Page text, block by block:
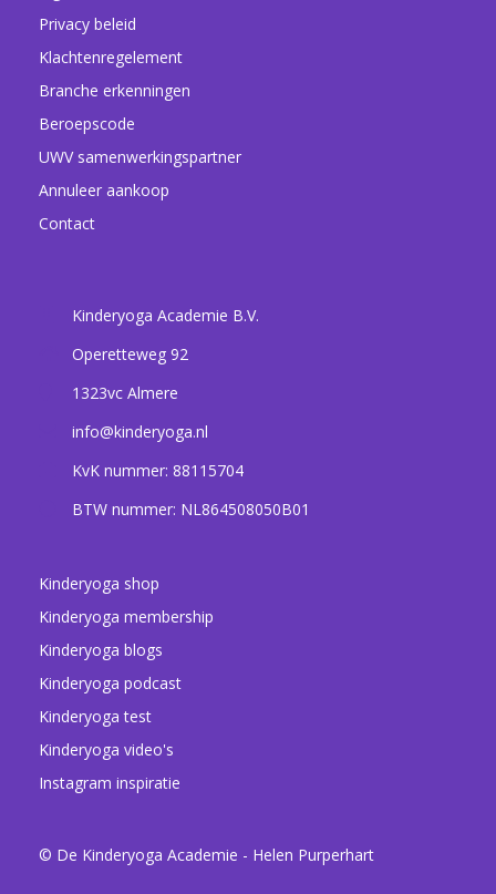
Privacy beleid
Klachtenregelement
Branche erkenningen
Beroepscode
UWV samenwerkingspartner
Annuleer aankoop
Contact
Kinderyoga Academie B.V.
Operetteweg 92
1323vc Almere
info@kinderyoga.nl
KvK nummer: 88115704
BTW nummer: NL864508050B01
Kinderyoga shop
Kinderyoga membership
Kinderyoga blogs
Kinderyoga podcast
Kinderyoga test
Kinderyoga video's
Instagram inspiratie
© De Kinderyoga Academie - Helen Purperhart